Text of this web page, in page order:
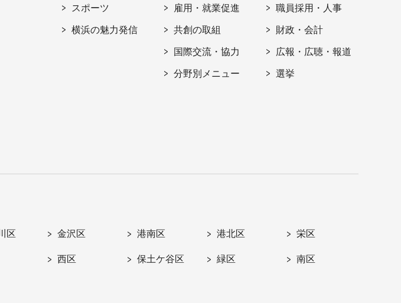
スポーツ
横浜の魅力発信
雇用・就業促進
共創の取組
国際交流・協力
分野別メニュー
職員採用・人事
財政・会計
広報・広聴・報道
選挙
区 金沢区 港南区 港北区 栄区
西区 保土ケ谷区 緑区 南区